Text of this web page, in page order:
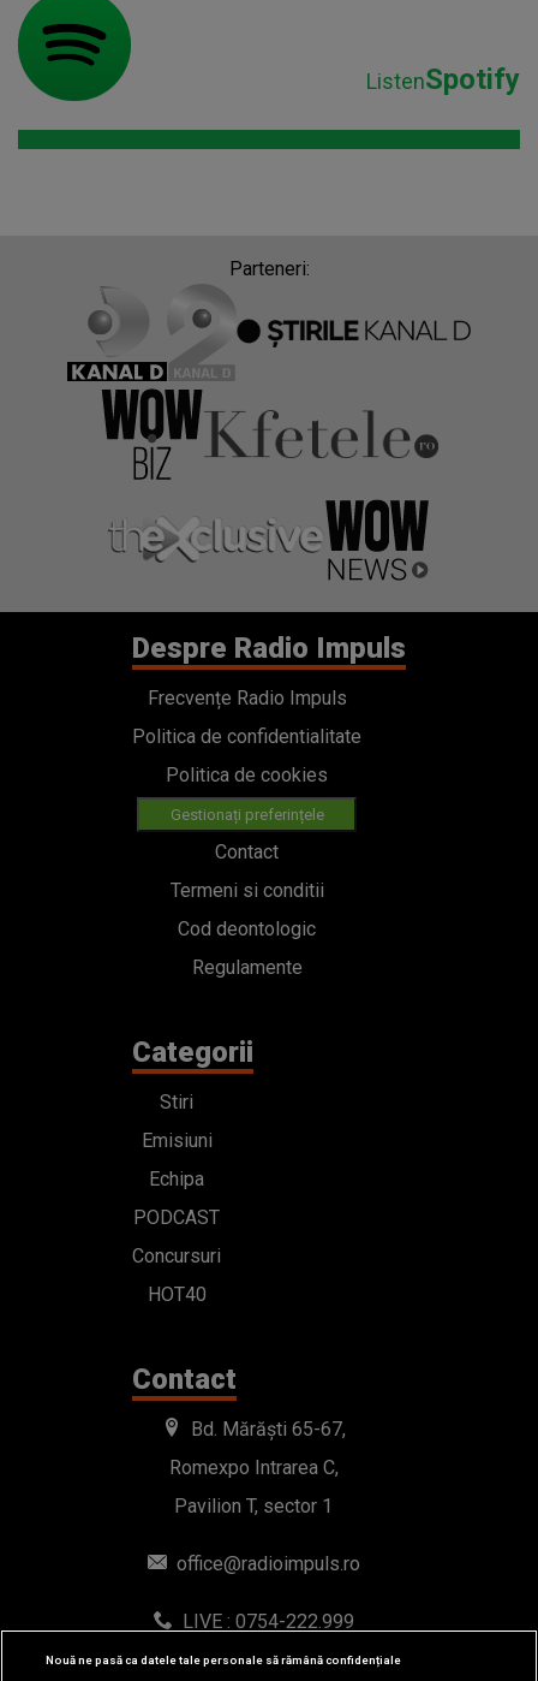
ListenSpotify
Parteneri:
Despre Radio Impuls
Frecvențe Radio Impuls
Politica de confidentialitate
Politica de cookies
Gestionați preferințele
Contact
Termeni si conditii
Cod deontologic
Regulamente
Categorii
Stiri
Emisiuni
Echipa
PODCAST
Concursuri
HOT40
Contact
Bd. Mărăști 65-67,
Romexpo Intrarea C,
Pavilion T, sector 1
office@radioimpuls.ro
LIVE : 0754-222.999
WhatsApp: 0754-222.999
Nouă ne pasă ca datele tale personale să rămână confidențiale